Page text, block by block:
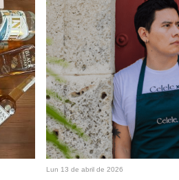
Lun 13 de abril de 2026